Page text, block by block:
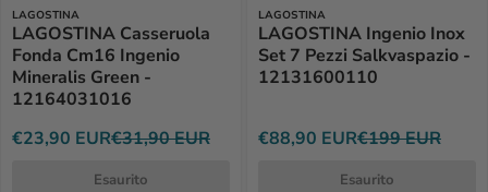
LAGOSTINA
LAGOSTINA Casseruola
Fonda Cm16 Ingenio
Mineralis Green -
12164031016
€23,90 EUR€31,90 EUR
Esaurito
LAGOSTINA
LAGOSTINA Ingenio Inox
Set 7 Pezzi Salkvaspazio -
12131600110
€88,90 EUR€199 EUR
Esaurito